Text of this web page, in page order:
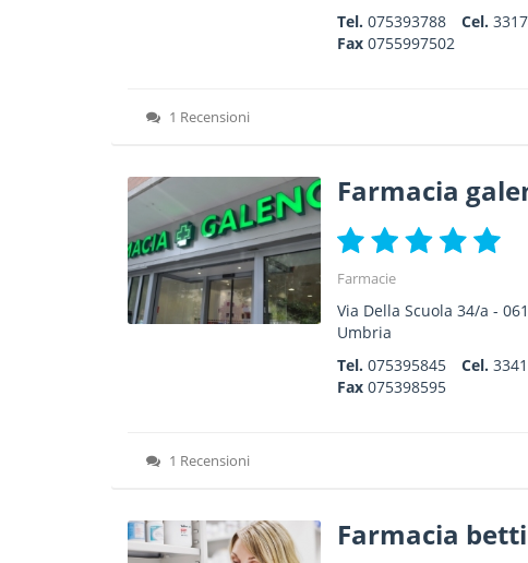
Tel.075393788 Cel.
Fax0755997502
1 Recensioni
Farmacia
Farmacie
Via Della Scuola 34/a -
Umbria
Tel.075395845 Cel.
Fax075398595
1 Recensioni
Farmacia betti